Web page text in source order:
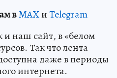
вMAXиTelegram
наш сайт, в «белом
Так что лента
даже в периоды
интернета.